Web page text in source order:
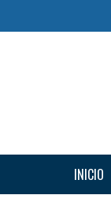
INICIO